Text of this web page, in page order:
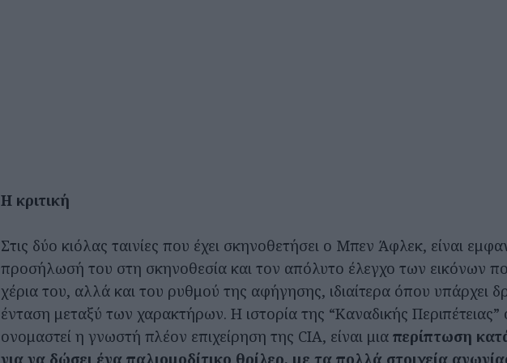
Η κριτική
Στις δύο κιόλας ταινίες που έχει σκηνοθετήσει ο Μπεν Άφλεκ, είναι
προσήλωσή του στη σκηνοθεσία και τον απόλυτο έλεγχο των εικόνων
χέρια του, αλλά και του ρυθμού της αφήγησης, ιδιαίτερα όπου υπάρχει
ένταση μεταξύ των χαρακτήρων. Η ιστορία της “Καναδικής Περιπέτειας”
ονομαστεί η γνωστή πλέον επιχείρηση της CIA, είναι μια περίπτωση
για να δώσει ένα παλιομοδίτικο θρίλερ, με τα πολλά στοιχεία